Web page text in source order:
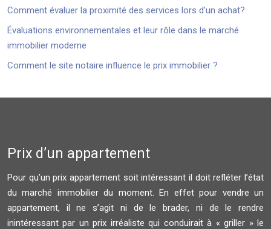
Comment évaluer la proximité des services lors d’un achat?
Évaluations environnementales et leur rôle dans le marché
immobilier moderne
Comment le site notaire influence le prix immobilier ?
Prix d’un appartement
Pour qu’un prix appartement soit intéressant il doit refléter l’état
du marché immobilier du moment. En effet pour vendre un
appartement, il ne s’agit ni de le brader, ni de le rendre
inintéressant par un prix irréaliste qui conduirait à « griller » le